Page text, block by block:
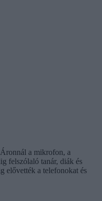
a mikrofon, a
felszólaló tanár, diák és
elővették a telefonokat és